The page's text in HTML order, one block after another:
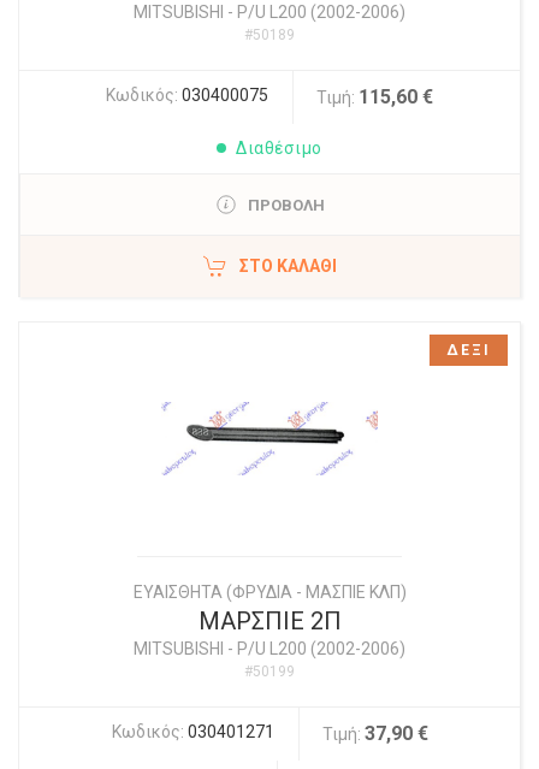
MITSUBISHI - P/U L200 (2002-2006)
#50189
Κωδικός: 030400075 Τιμή: 115,60 €
Διαθέσιμο
ΠΡΟΒΟΛΗ
ΣΤΟ ΚΑΛΆΘΙ
ΕΥΑΙΣΘΗΤΑ (ΦΡΥΔΙΑ - ΜΑΣΠΙΕ ΚΛΠ)
ΜΑΡΣΠΙΕ 2Π
MITSUBISHI - P/U L200 (2002-2006)
#50199
Κωδικός: 030401271 Τιμή: 37,90 €
ΔΕΞΙ